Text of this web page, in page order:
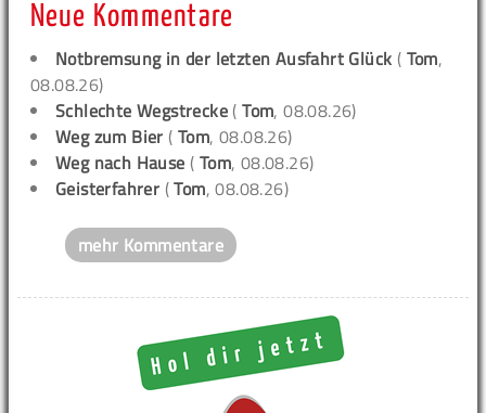
Neue Kommentare
Notbremsung in der letzten Ausfahrt Glück ( Tom,
08.08.26)
Schlechte Wegstrecke (Tom, 08.08.26)
Weg zum Bier (Tom, 08.08.26)
Weg nach Hause ( Tom, 08.08.26)
Geisterfahrer (Tom, 08.08.26)
mehr Kommentare